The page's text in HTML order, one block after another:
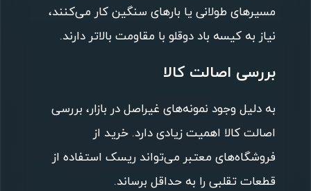
مسیرهای طولانی یا بارهای سنگین کار می‌کنند،
نیاز به کیسه باد دوقلو با مقاومت بالاتر دارند.
بررسی اصالت کالا
به دلیل وجود نمونه‌های غیراصل در بازار، بررسی
اصالت کالا اهمیت زیادی دارد. خرید از
فروشگاه‌های معتبر می‌تواند ریسک استفاده از
قطعات تقلبی را به حداقل برساند.